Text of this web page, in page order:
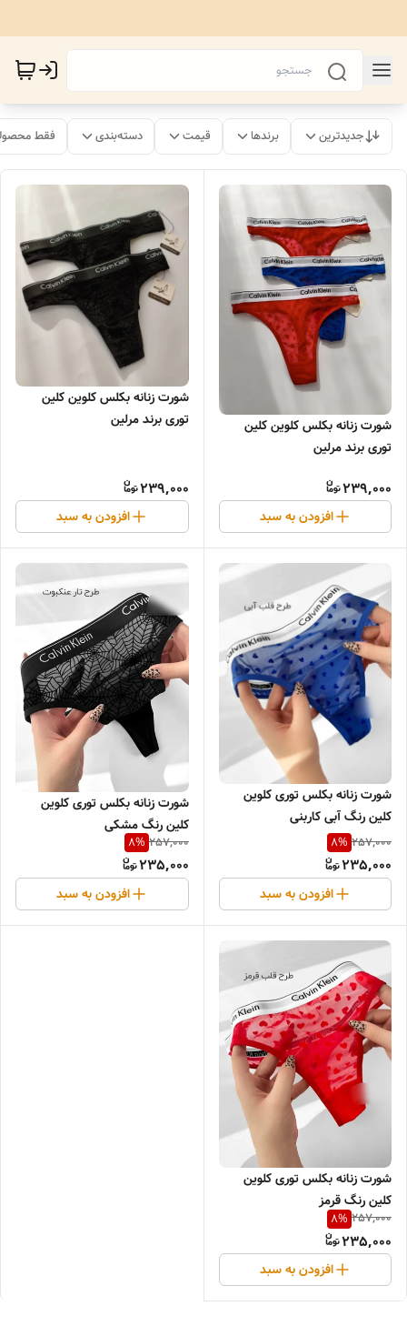
جدیدترین برندها قیمت دسته‌بندی فقط
شورت زنانه بکلس کلوین کلین
توری برند مرلین
239,000
افزودن به سبد
شورت زنانه بکلس کلوین کلین
توری برند مرلین
239,000
افزودن به سبد
شورت زنانه بکلس توری کلوین
کلین رنگ آبی کاربنی
257,000
8%
235,000
افزودن به سبد
شورت زنانه بکلس توری کلوین
کلین رنگ مشکی
257,000
8%
235,000
افزودن به سبد
شورت زنانه بکلس توری کلوین
کلین رنگ قرمز
257,000
8%
235,000
افزودن به سبد